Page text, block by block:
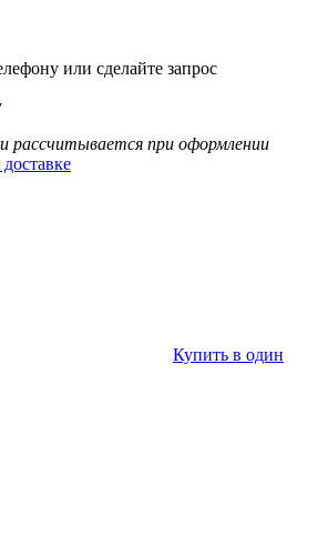
или сделайте запрос
рассчитывается при оформлении
Купить в один